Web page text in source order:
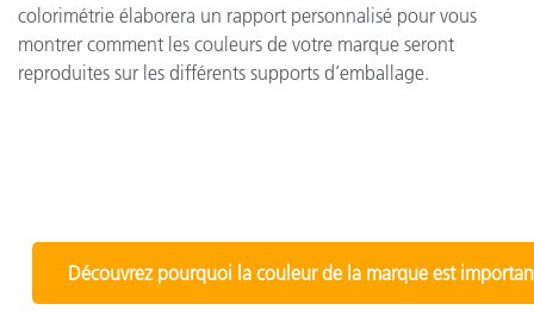
colorimétrie élaborera un rapport personnalisé pour vous
montrer comment les couleurs de votre marque seront
reproduites sur les différents supports d’emballage.
Découvrez pourquoi la couleur de la marque est